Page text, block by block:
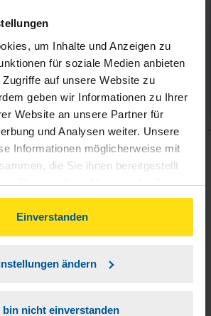
um Inhalte und Anzeigen zu
für soziale Medien anbieten
auf unsere Website zu
geben wir Informationen zu Ihrer
Website an unsere Partner für
und Analysen weiter. Unsere
Informationen möglicherweise mit
die Sie ihnen bereitgestellt
Rahmen Ihrer Nutzung der Dienste
Indem Sie auf Einverstanden klicken,
von Cookies, gemäß
zustimmen.
Einverstanden
ändern
bin nicht einverstanden
des Kontaktformulars erkläre ich
Anliegens sowie zur internen
verwendet werden.
habe ich zur
*